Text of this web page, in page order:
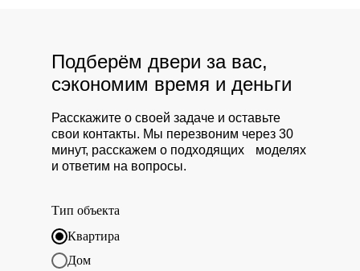
Тип объекта
Квартира
Дом
Расскажите о своей задаче и оставьте
свои контакты. Мы перезвоним через 30
минут, расскажем о подходящих моделях
и ответим на вопросы.
Подберём двери за вас,
сэкономим время и деньги